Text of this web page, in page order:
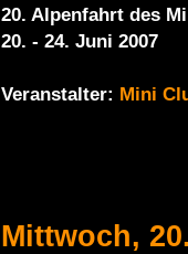
20. Alpenfahrt des
20. - 24. Juni 2007
Veranstalter: Mini
Mittwoch,